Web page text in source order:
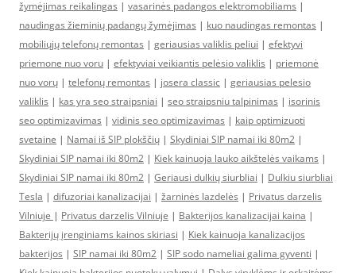
žymėjimas reikalingas | vasarinės padangos elektromobiliams |
naudingas žieminių padangų žymėjimas | kuo naudingas remontas |
mobiliųjų telefonų remontas | geriausias valiklis peliui | efektyvi
priemone nuo voru | efektyviai veikiantis pelėsio valiklis | priemonė
nuo vorų | telefonų remontas | josera classic | geriausias pelesio
valiklis | kas yra seo straipsniai | seo straipsniu talpinimas | isorinis
seo optimizavimas | vidinis seo optimizavimas | kaip optimizuoti
svetaine | Namai iš SIP plokščių | Skydiniai SIP namai iki 80m2 |
Skydiniai SIP namai iki 80m2 | Kiek kainuoja lauko aikštelės vaikams |
Skydiniai SIP namai iki 80m2 | Geriausi dulkių siurbliai | Dulkiu siurbliai
Tesla | difuzoriai kanalizacijai | žarninės lazdelės | Privatus darzelis
Vilniuje | Privatus darzelis Vilniuje | Bakterijos kanalizacijai kaina |
Bakterijų įrenginiams kainos skiriasi | Kiek kainuoja kanalizacijos
bakterijos | SIP namai iki 80m2 | SIP sodo nameliai galima gyventi |